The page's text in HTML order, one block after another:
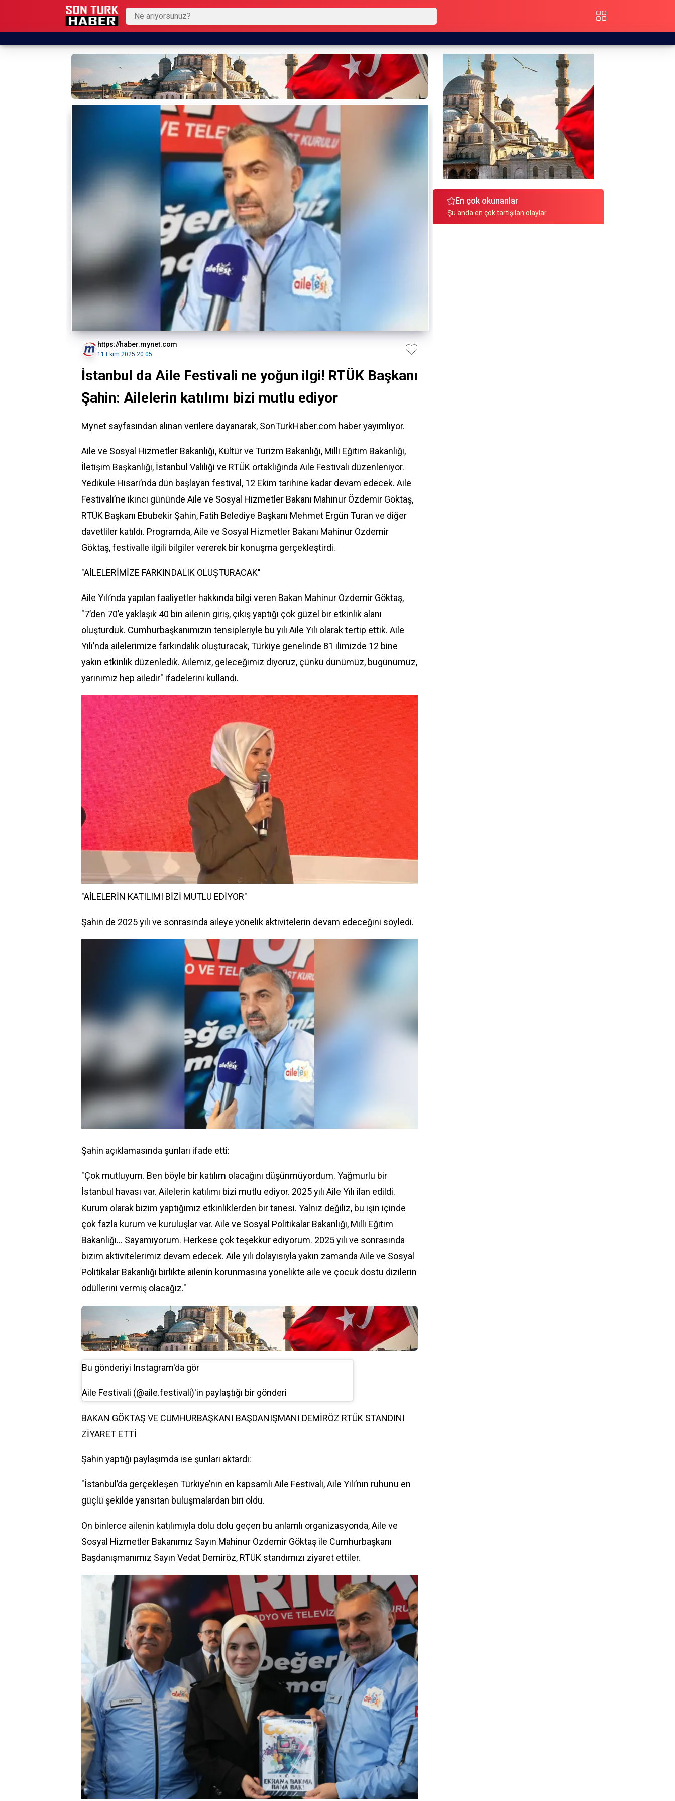
https://haber.mynet.com
11 Ekim 2025 20:05
İstanbul da Aile Festivali ne yoğun ilgi! RTÜK Başkanı
Şahin: Ailelerin katılımı bizi mutlu ediyor
Mynet sayfasından alınan verilere dayanarak, SonTurkHaber.com haber yayımlıyor.
Aile ve Sosyal Hizmetler Bakanlığı, Kültür ve Turizm Bakanlığı, Milli Eğitim Bakanlığı,
İletişim Başkanlığı, İstanbul Valiliği ve RTÜK ortaklığında Aile Festivali düzenleniyor.
Yedikule Hisarı’nda dün başlayan festival, 12 Ekim tarihine kadar devam edecek. Aile
Festivali’ne ikinci gününde Aile ve Sosyal Hizmetler Bakanı Mahinur Özdemir Göktaş,
RTÜK Başkanı Ebubekir Şahin, Fatih Belediye Başkanı Mehmet Ergün Turan ve diğer
davetliler katıldı. Programda, Aile ve Sosyal Hizmetler Bakanı Mahinur Özdemir
Göktaş, festivalle ilgili bilgiler vererek bir konuşma gerçekleştirdi.
"AİLELERİMİZE FARKINDALIK OLUŞTURACAK"
Aile Yılı’nda yapılan faaliyetler hakkında bilgi veren Bakan Mahinur Özdemir Göktaş,
"7’den 70’e yaklaşık 40 bin ailenin giriş, çıkış yaptığı çok güzel bir etkinlik alanı
oluşturduk. Cumhurbaşkanımızın tensipleriyle bu yılı Aile Yılı olarak tertip ettik. Aile
Yılı’nda ailelerimize farkındalık oluşturacak, Türkiye genelinde 81 ilimizde 12 bine
yakın etkinlik düzenledik. Ailemiz, geleceğimiz diyoruz, çünkü dünümüz, bugünümüz,
yarınımız hep ailedir" ifadelerini kullandı.
"AİLELERİN KATILIMI BİZİ MUTLU EDİYOR"
Şahin de 2025 yılı ve sonrasında aileye yönelik aktivitelerin devam edeceğini söyledi.
Şahin açıklamasında şunları ifade etti:
"Çok mutluyum. Ben böyle bir katılım olacağını düşünmüyordum. Yağmurlu bir
İstanbul havası var. Ailelerin katılımı bizi mutlu ediyor. 2025 yılı Aile Yılı ilan edildi.
Kurum olarak bizim yaptığımız etkinliklerden bir tanesi. Yalnız değiliz, bu işin içinde
çok fazla kurum ve kuruluşlar var. Aile ve Sosyal Politikalar Bakanlığı, Milli Eğitim
Bakanlığı... Sayamıyorum. Herkese çok teşekkür ediyorum. 2025 yılı ve sonrasında
bizim aktivitelerimiz devam edecek. Aile yılı dolayısıyla yakın zamanda Aile ve Sosyal
Politikalar Bakanlığı birlikte ailenin korunmasına yönelikte aile ve çocuk dostu dizilerin
ödüllerini vermiş olacağız."
Bu gönderiyi Instagram'da gör
Aile Festivali (@aile.festivali)'in paylaştığı bir gönderi
BAKAN GÖKTAŞ VE CUMHURBAŞKANI BAŞDANIŞMANI DEMİRÖZ RTÜK STANDINI
ZİYARET ETTİ
Şahin yaptığı paylaşımda ise şunları aktardı:
"İstanbul’da gerçekleşen Türkiye’nin en kapsamlı Aile Festivali, Aile Yılı’nın ruhunu en
güçlü şekilde yansıtan buluşmalardan biri oldu.
On binlerce ailenin katılımıyla dolu dolu geçen bu anlamlı organizasyonda, Aile ve
Sosyal Hizmetler Bakanımız Sayın Mahinur Özdemir Göktaş ile Cumhurbaşkanı
Başdanışmanımız Sayın Vedat Demiröz, RTÜK standımızı ziyaret ettiler.
En çok okunanlar
Şu anda en çok tartışılan olaylar